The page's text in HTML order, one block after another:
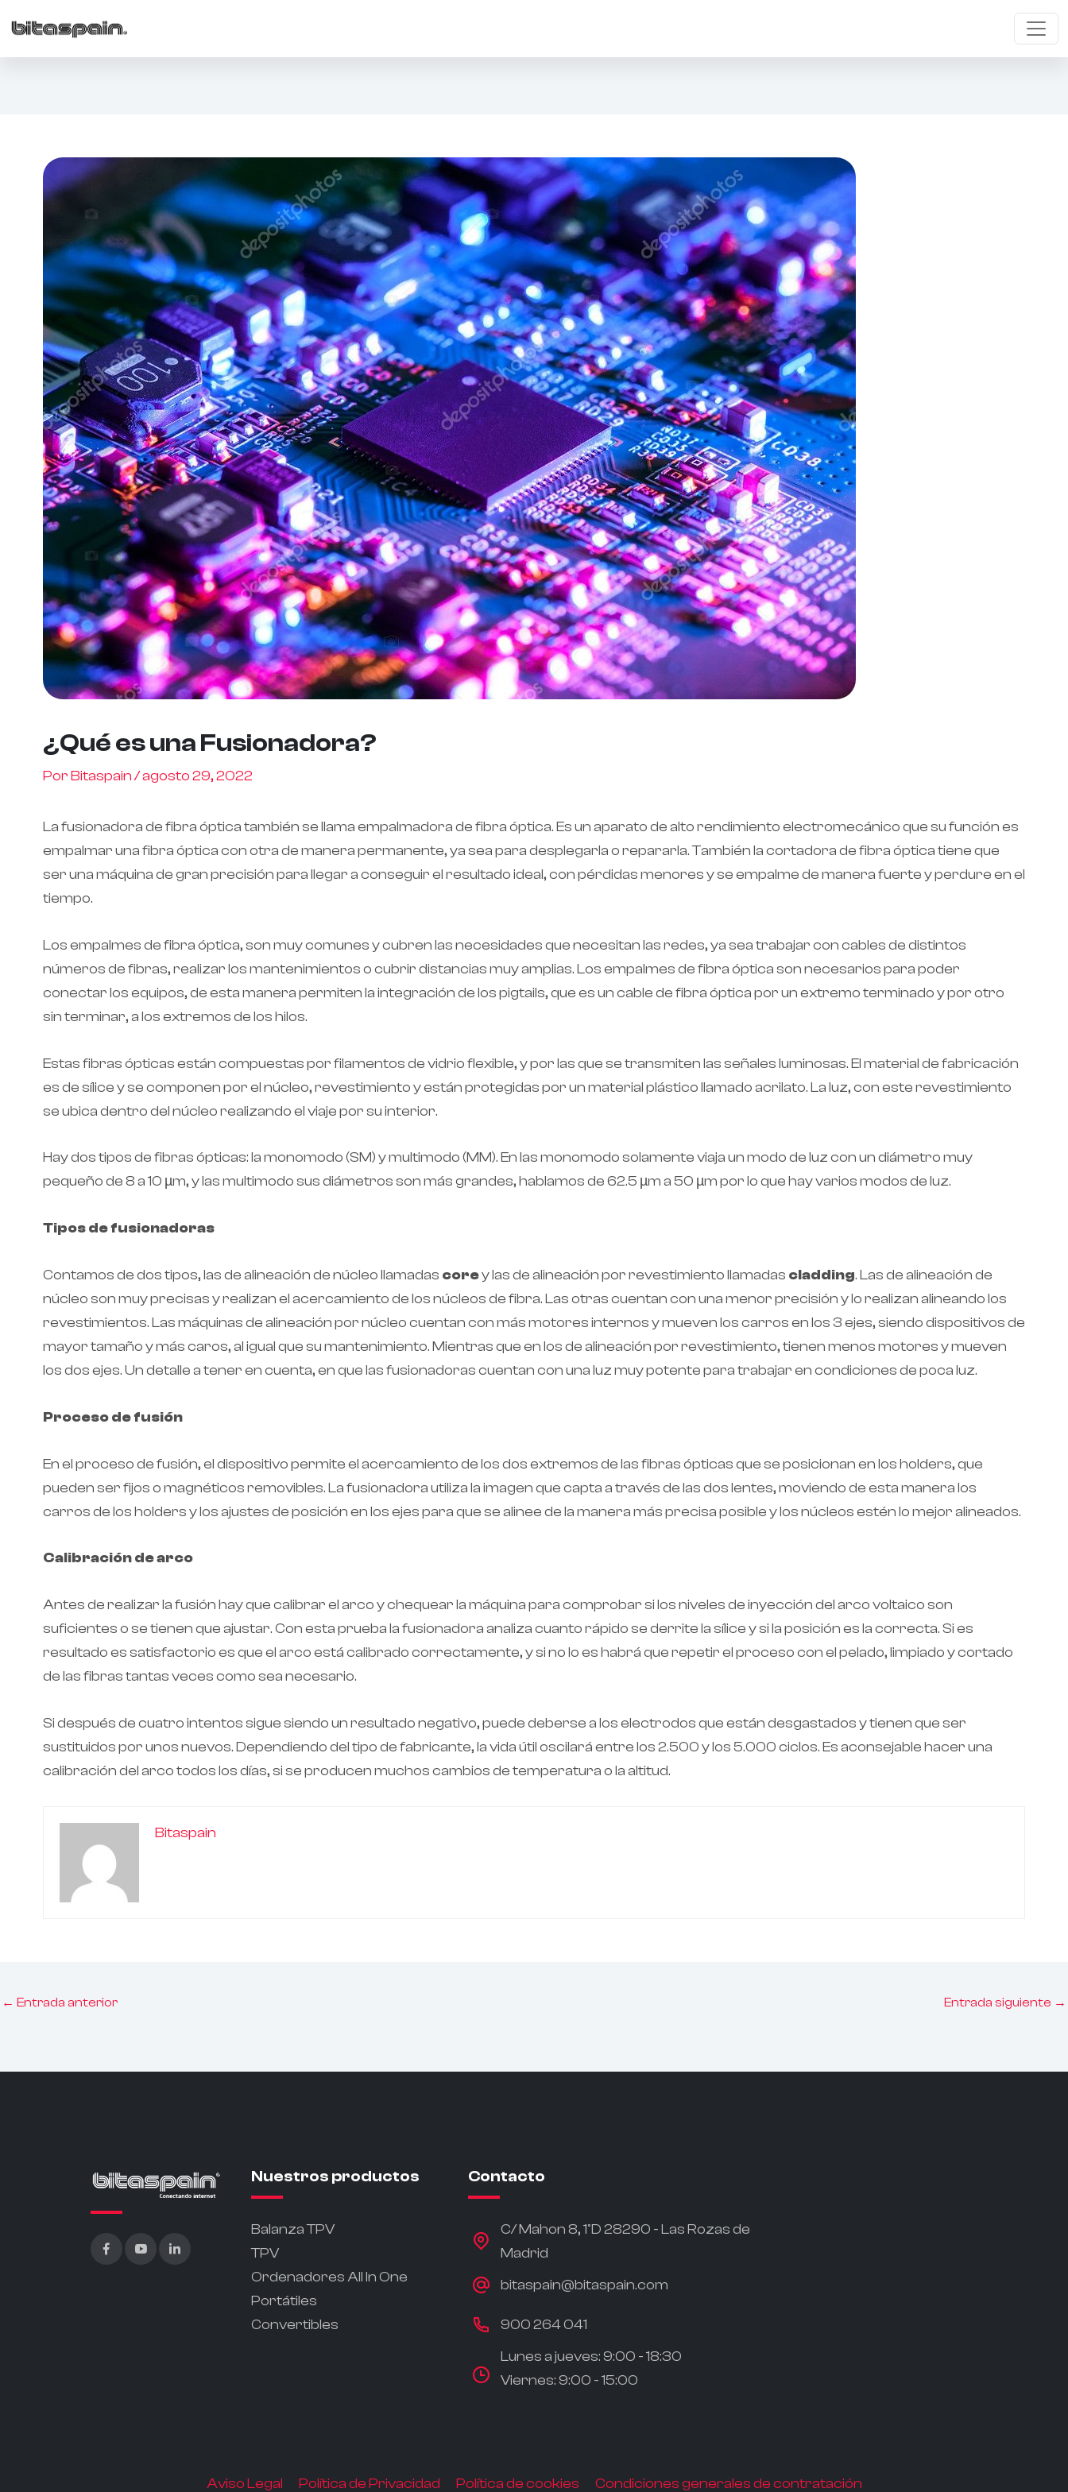
¿Qué es una Fusionadora?
PorBitaspain/agosto 29, 2022
La fusionadora de fibra óptica también se llama empalmadora de fibra óptica. Es un aparato de alto rendimiento electromecánico que su función es
empalmar una fibra óptica con otra de manera permanente, ya sea para desplegarla o repararla. También la cortadora de fibra óptica tiene que
ser una máquina de gran precisión para llegar a conseguir el resultado ideal, con pérdidas menores y se empalme de manera fuerte y perdure en el
tiempo.
Los empalmes de fibra óptica, son muy comunes y cubren las necesidades que necesitan las redes, ya sea trabajar con cables de distintos
números de fibras, realizar los mantenimientos o cubrir distancias muy amplias. Los empalmes de fibra óptica son necesarios para poder
conectar los equipos, de esta manera permiten la integración de los pigtails, que es un cable de fibra óptica por un extremo terminado y por otro
sin terminar, a los extremos de los hilos.
Estas fibras ópticas están compuestas por filamentos de vidrio flexible, y por las que se transmiten las señales luminosas. El material de fabricación
es de sílice y se componen por el núcleo, revestimiento y están protegidas por un material plástico llamado acrilato. La luz, con este revestimiento
se ubica dentro del núcleo realizando el viaje por su interior.
Hay dos tipos de fibras ópticas: la monomodo (SM) y multimodo (MM). En las monomodo solamente viaja un modo de luz con un diámetro muy
pequeño de 8 a 10 µm, y las multimodo sus diámetros son más grandes, hablamos de 62.5 µm a 50 µm por lo que hay varios modos de luz.
Tipos de fusionadoras
Contamos de dos tipos, las de alineación de núcleo llamadas corey las de alineación por revestimiento llamadas cladding. Las de alineación de
núcleo son muy precisas y realizan el acercamiento de los núcleos de fibra. Las otras cuentan con una menor precisión y lo realizan alineando los
revestimientos. Las máquinas de alineación por núcleo cuentan con más motores internos y mueven los carros en los 3 ejes, siendo dispositivos de
mayor tamaño y más caros, al igual que su mantenimiento. Mientras que en los de alineación por revestimiento, tienen menos motores y mueven
los dos ejes. Un detalle a tener en cuenta, en que las fusionadoras cuentan con una luz muy potente para trabajar en condiciones de poca luz.
Proceso de fusión
En el proceso de fusión, el dispositivo permite el acercamiento de los dos extremos de las fibras ópticas que se posicionan en los holders, que
pueden ser fijos o magnéticos removibles. La fusionadora utiliza la imagen que capta a través de las dos lentes, moviendo de esta manera los
carros de los holders y los ajustes de posición en los ejes para que se alinee de la manera más precisa posible y los núcleos estén lo mejor alineados.
Calibración de arco
Antes de realizar la fusión hay que calibrar el arco y chequear la máquina para comprobar si los niveles de inyección del arco voltaico son
suficientes o se tienen que ajustar. Con esta prueba la fusionadora analiza cuanto rápido se derrite la sílice y si la posición es la correcta. Si es
resultado es satisfactorio es que el arco está calibrado correctamente, y si no lo es habrá que repetir el proceso con el pelado, limpiado y cortado
de las fibras tantas veces como sea necesario.
Si después de cuatro intentos sigue siendo un resultado negativo, puede deberse a los electrodos que están desgastados y tienen que ser
sustituidos por unos nuevos. Dependiendo del tipo de fabricante, la vida útil oscilará entre los 2.500 y los 5.000 ciclos. Es aconsejable hacer una
calibración del arco todos los días, si se producen muchos cambios de temperatura o la altitud.
Bitaspain
← Entrada anterior Entrada siguiente →
Nuestros productos
Balanza TPV
TPV
Ordenadores All In One
Portátiles
Convertibles
Contacto
C/ Mahon 8, 1ºD 28290 - Las Rozas de
Madrid
bitaspain@bitaspain.com
900 264 041
Lunes a jueves: 9:00 - 18:30
Viernes: 9:00 - 15:00
Aviso Legal Política de Privacidad Política de cookies Condiciones generales de contratación